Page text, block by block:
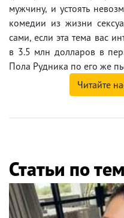
мужчину, и устоять
комедии из жизни
сами, если эта тема вас
в 3.5 млн долларов в
Пола Рудника по его же
Читайте
Статьи по